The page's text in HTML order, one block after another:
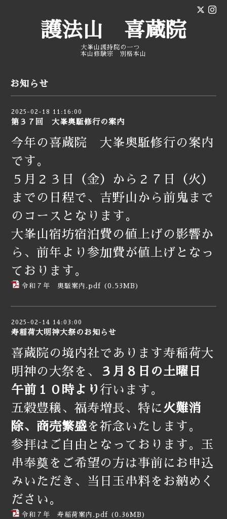
護法山 喜蔵院
大峯山護持院の一つ
本山修験宗 別格本山
お知らせ
2025-02-18 11:16:00
第３７回 大峯奥駈修行の案内
今年の喜蔵院 大峯奥駈修行の案内
です。
５月２３日（金）から２７日（火）
までの日程で、吉野山から前鬼まで
のコースとなります。
大峯山宿坊宿泊費の値上げの影響か
ら、前年より参加費が値上げとなっ
ております。
令和７年 奥駈案内.pdf (0.53MB)
2025-02-14 14:03:00
寿稲荷大明神大祭のお知らせ
喜蔵院の境内社であります寿稲荷大
明神の大祭を、
３月８日の土曜日
午前１０時より 行います。
五穀豊穣、福寿増長、特に 火難消
除、商売繁盛 を祈念いたします。
参拝はご自由となっております。玉
串奉奠をご希望の方は事前にお申込
みいただき、当日玉串料をお納めく
ださい。
令和７年 寿稲荷案内.pdf
(0.36MB)